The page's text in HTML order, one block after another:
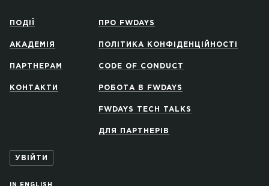
ПОДІЇ
АКАДЕМІЯ
ПАРТНЕРАМ
КОНТАКТИ
ПРО FWDAYS
ПОЛІТИКА КОНФІДЕНЦІЙНОСТІ
CODE OF CONDUCT
РОБОТА В FWDAYS
FWDAYS TECH TALKS
ДЛЯ ПАРТНЕРІВ
УВІЙТИ